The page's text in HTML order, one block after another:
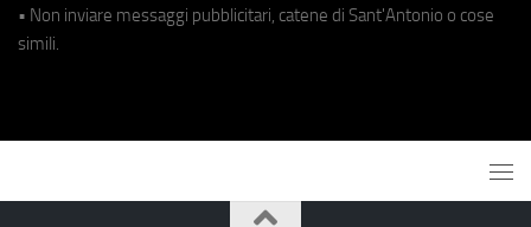
• Non inviare messaggi pubblicitari, catene di Sant'Antonio o cose
simili.